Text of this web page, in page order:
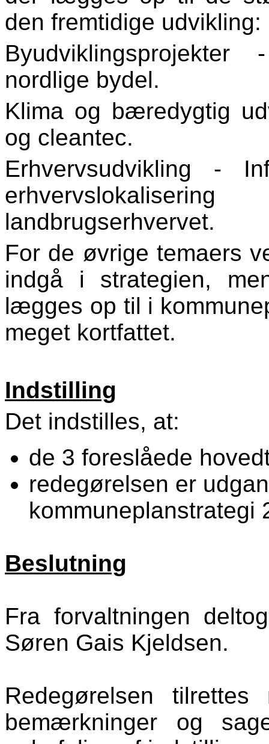
den fremtidige udvikling:
nordlige bydel.
Klima og bæredygtig
og cleantec.
Erhvervsudvikling -
landbrugserhvervet.
For de øvrige temaers
indgå i strategien,
lægges op til i
meget kortfattet.
Indstilling
Det indstilles, at:
de 3 foreslåede
redegørelsen er
kommuneplanstrategi
Beslutning
Fra forvaltningen
Søren Gais Kjeldsen.
Redegørelsen
bemærkninger og